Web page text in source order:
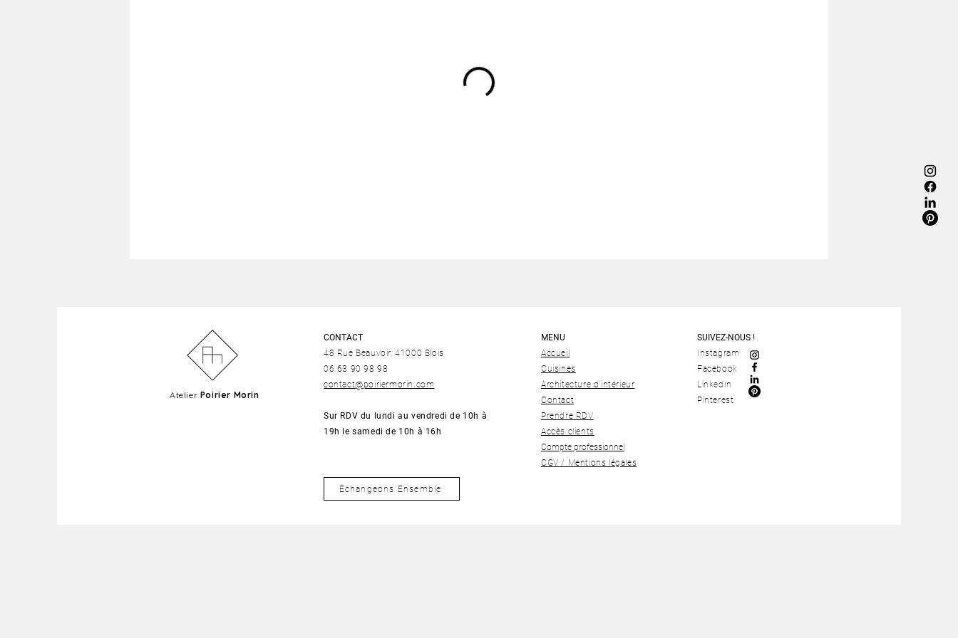
Atelier Poirier Morin
CONTACT
48 Rue Beauvoir, 41000 Blois
06 63 90 98 98
contact@poiriermorin.com
Sur RDV du lundi au vendredi de 10h à
19h le samedi de 10h à 16h
Échangeons Ensemble
MENU
Accueil
Cuisines
Architecture d'intérieur
Contact
Prendre RDV
Accès clients
Compte professionnel
CGV / Mentions légales
SUIVEZ-NOUS !
Instagram
Facebook
LinkedIn
Pinterest